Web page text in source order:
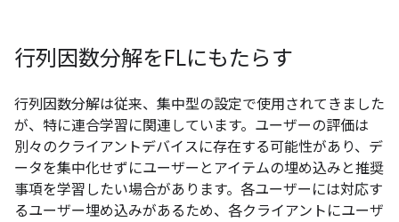
行列因数分解をFLにもたらす
行列因数分解は従来、集中型の設定で使用されてきました
が、特に連合学習に関連しています。ユーザーの評価は
別々のクライアントデバイスに存在する可能性があり、デ
ータを集中化せずにユーザーとアイテムの埋め込みと推奨
事項を学習したい場合があります。各ユーザーには対応す
るユーザー埋め込みがあるため、各クライアントにユーザ